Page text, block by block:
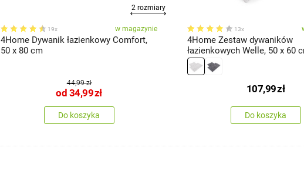
2 rozmiary
19x w magazynie
4Home Dywanik łazienkowy Comfort,
50 x 80 cm
44,99 zł
od 34,99zł
Do koszyka
13x
4Home Zestaw dywaników
łazienkowych Welle, 50 x 60
100 cm
107,99zł
Do koszyka